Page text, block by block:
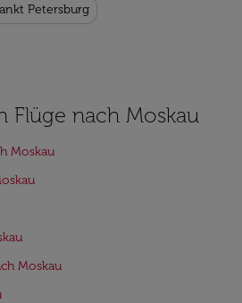
Petersburg
Flüge nach Moskau
Moskau
Moskau